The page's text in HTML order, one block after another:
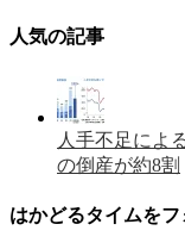
人気の記事
人手不足によ
の倒産が約8割
はかどるタイムをフ